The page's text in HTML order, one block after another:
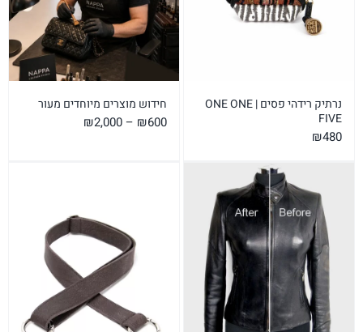
נרתיק רידהי פסים | ONE ONE
FIVE
₪480
חידוש מוצרים מיוחדים מעור
₪600
–
₪2,000